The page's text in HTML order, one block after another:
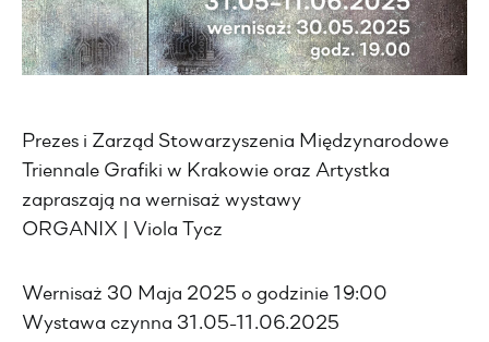
Prezes i Zarząd Stowarzyszenia Międzynarodowe
Triennale Grafiki w Krakowie oraz Artystka
zapraszają na wernisaż wystawy
ORGANIX | Viola Tycz
Wernisaż 30 Maja 2025 o godzinie 19:00
Wystawa czynna 31.05-11.06.2025